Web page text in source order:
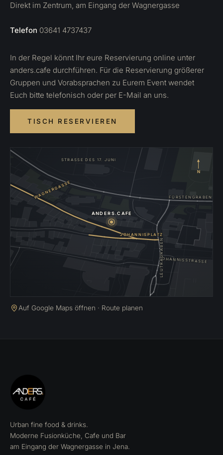
Direkt im Zentrum, am Eingang der Wagnergasse
Telefon 03641 4737437
In der Regel könnt Ihr eure Reservierung online unter
anders.cafe durchführen. Für die Reservierung größerer
Gruppen und Vorabsprachen zu Eurem Event wendet
Euch bitte telefonisch oder per E-Mail an uns.
TISCH RESERVIEREN
WAGNERGASSE
JOHANNISPLATZ
JOHANNISSTRASSE
FÜRSTENGRABEN
STRASSE DES 17. JUNI
LEUTRAGRABEN
ANDERS.CAFE
N
Auf Google Maps öffnen · Route planen
Urban fine food & drinks.
Moderne Fusionküche, Cafe und Bar
am Eingang der Wagnergasse in Jena.